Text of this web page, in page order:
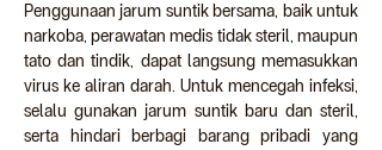
Penggunaan jarum suntik bersama, baik untuk
narkoba, perawatan medis tidak steril, maupun
tato dan tindik, dapat langsung memasukkan
virus ke aliran darah. Untuk mencegah infeksi,
selalu gunakan jarum suntik baru dan steril,
serta hindari berbagi barang pribadi yang